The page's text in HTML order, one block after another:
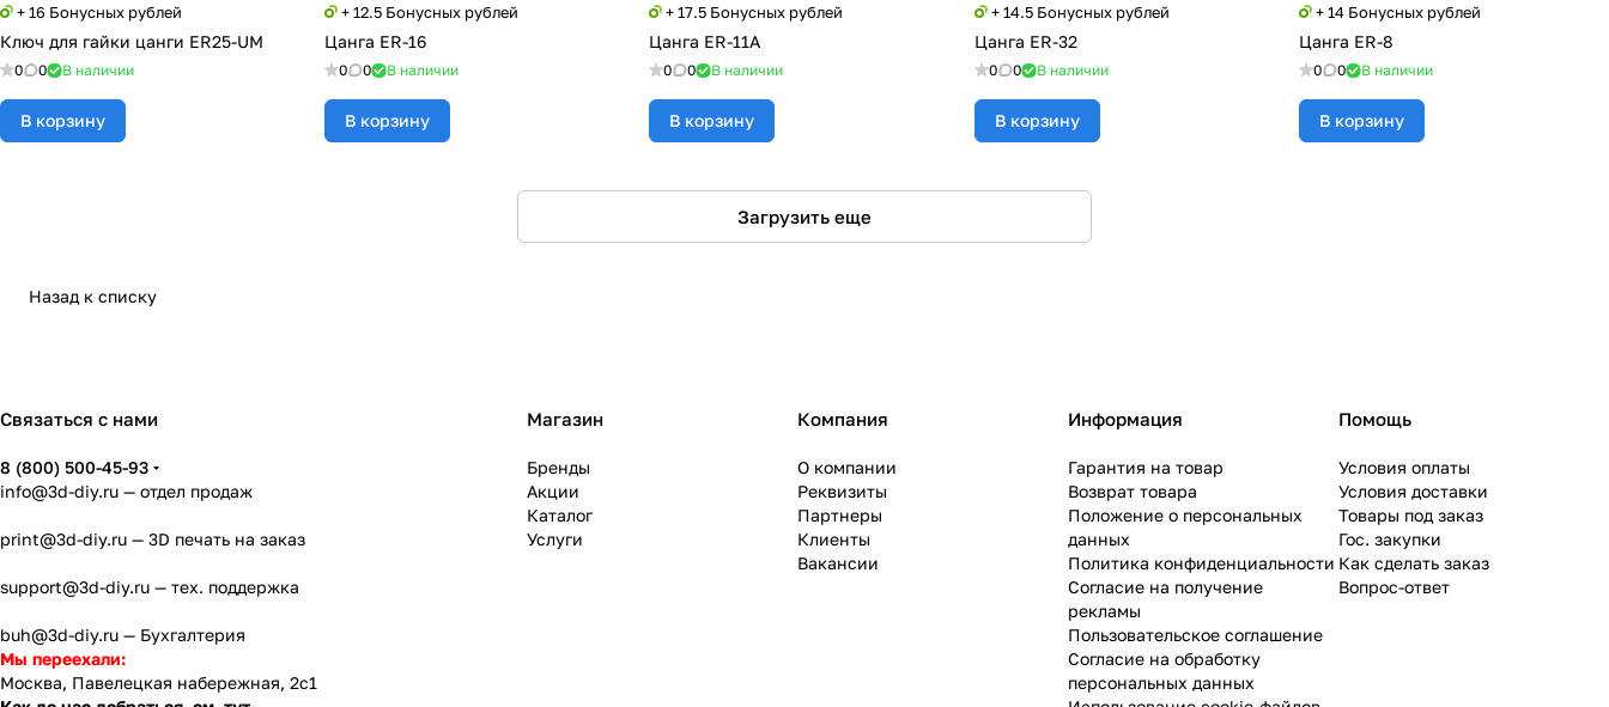
+ 16 Бонусных рублей
Ключ для гайки цанги ER25-UM
0 0 В наличии
В корзину
+ 12.5 Бонусных рублей
Цанга ER-16
0 0 В наличии
В корзину
+ 17.5 Бонусных рублей
Цанга ER-11A
0 0 В наличии
В корзину
+ 14.5 Бонусных рублей
Цанга ER-32
0 0 В наличии
В корзину
+ 14 Бонусных рублей
Цанга ER-8
0 0 В наличии
В корзину
Загрузить еще
Назад к списку
Связаться с нами
8 (800) 500-45-93
info@3d-diy.ru — отдел продаж
print@3d-diy.ru — 3D печать на заказ
support@3d-diy.ru — тех. поддержка
buh@3d-diy.ru — Бухгалтерия
Мы переехали:
Москва, Павелецкая набережная, 2с1
Магазин
Бренды
Акции
Каталог
Услуги
Компания
О компании
Реквизиты
Партнеры
Клиенты
Вакансии
Информация
Гарантия на товар
Возврат товара
Положение о персональных
данных
Политика конфиденциальности
Согласие на получение
рекламы
Пользовательское соглашение
Согласие на обработку
персональных данных
Помощь
Условия оплаты
Условия доставки
Товары под заказ
Гос. закупки
Как сделать заказ
Вопрос-ответ